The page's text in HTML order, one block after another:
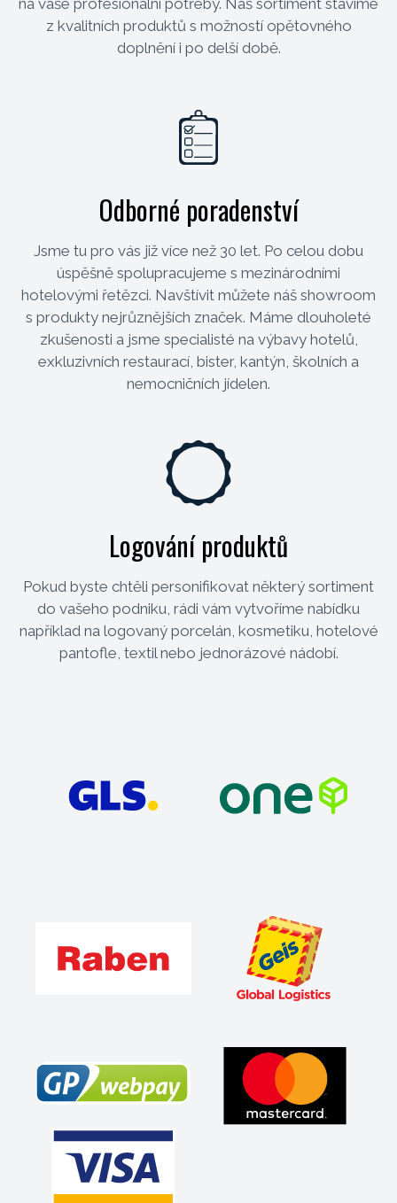
na vaše profesionální potřeby. Náš sortiment stavíme
z kvalitních produktů s možností opětovného
doplnění i po delší době.
Odborné poradenství
Jsme tu pro vás již více než 30 let. Po celou dobu
úspěšně spolupracujeme s mezinárodními
hotelovými řetězci. Navštívit můžete náš showroom
s produkty nejrůznějších značek. Máme dlouholeté
zkušenosti a jsme specialisté na výbavy hotelů,
exkluzivních restaurací, bister, kantýn, školních a
nemocničních jídelen.
Logování produktů
Pokud byste chtěli personifikovat některý sortiment
do vašeho podniku, rádi vám vytvoříme nabídku
například na logovaný porcelán, kosmetiku, hotelové
pantofle, textil nebo jednorázové nádobí.